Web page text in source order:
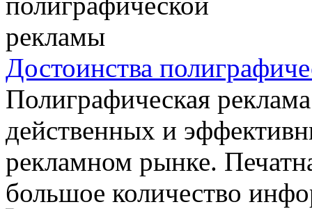
Достоинства
Полиграфическая
действенных и
рекламном рынке.
большое количество